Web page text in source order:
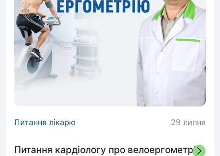
Питання лікарю 29 липня
Питання кардіологу про велоергометрію